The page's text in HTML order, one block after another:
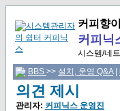
커피향
커피닉
시스템/네
BBS >> 설치, 운영 Q&A|
의견 제시
관리자: 커피닉스 운영진